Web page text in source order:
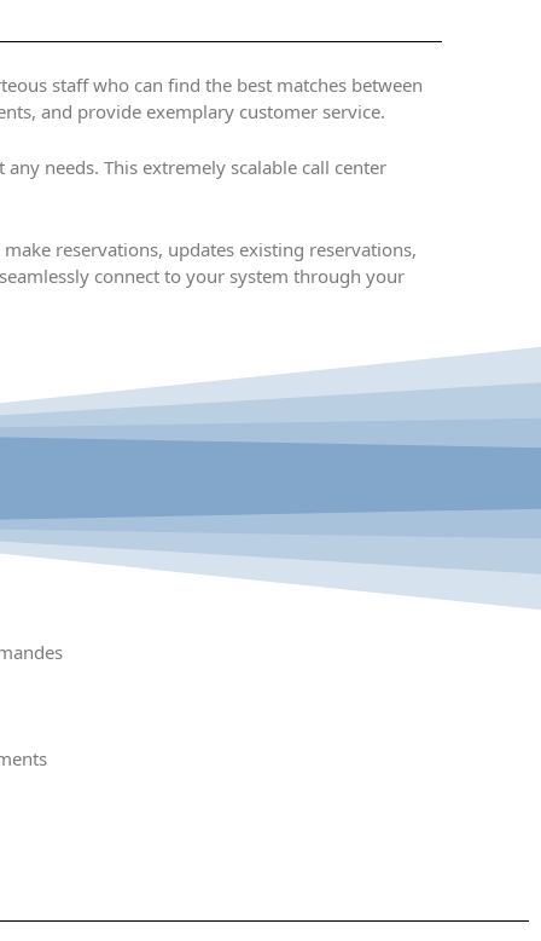
staff who can find the best matches between
and provide exemplary customer service.
needs. This extremely scalable call center
reservations, updates existing reservations,
connect to your system through your